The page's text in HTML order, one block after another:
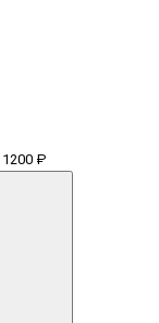
1200 ₽